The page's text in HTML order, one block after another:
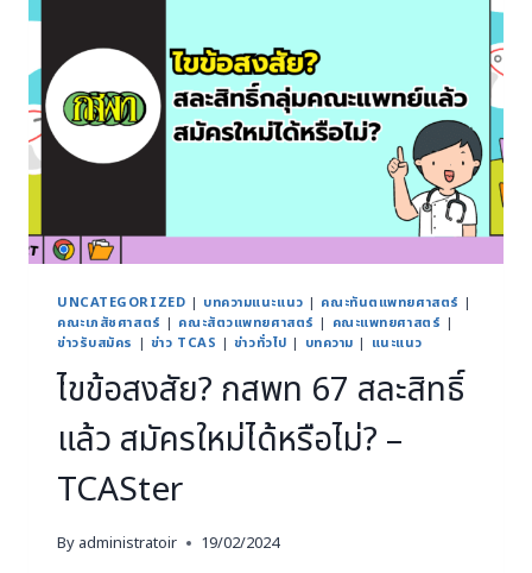
UNCATEGORIZED | บทความแนะแนว | คณะทันตแพทยศาสตร์ |
คณะเภสัชศาสตร์ | คณะสัตวแพทยศาสตร์ | คณะแพทยศาสตร์ |
ข่าวรับสมัคร | ข่าว TCAS | ข่าวทั่วไป | บทความ | แนะแนว
ไขข้อสงสัย? กสพท 67 สละสิทธิ์
แล้ว สมัครใหม่ได้หรือไม่? –
TCASter
By administratoir 19/02/2024